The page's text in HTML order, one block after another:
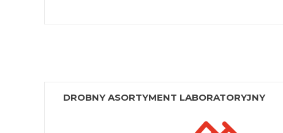
DROBNY ASORTYMENT LABORATORYJNY